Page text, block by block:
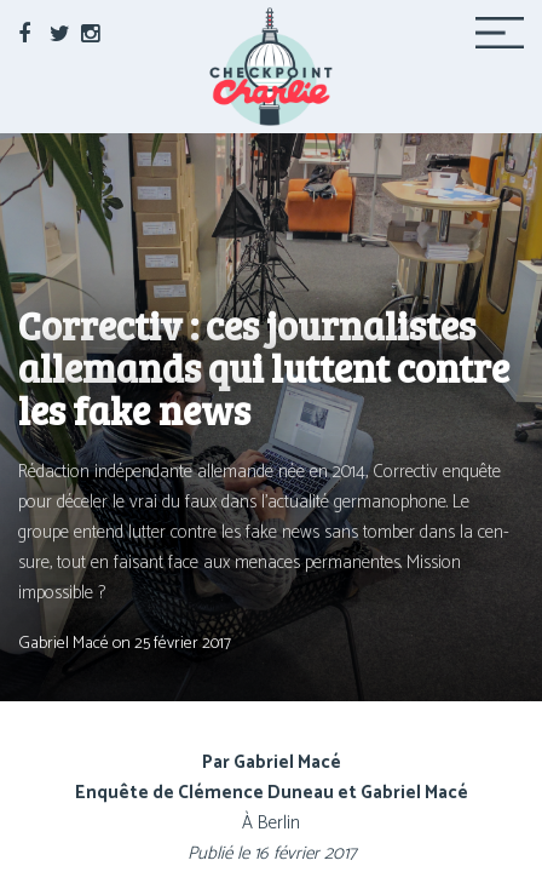
Checkpoint Charlie
Le média de la 71 à Berlin
Facebook
Twitter
Correctiv : ces journalistes
allemands qui luttent contre
les fake news
Rédaction indé­pen­dante alle­mande née en 2014, Correctiv enquête
pour déce­ler le vrai du faux dans l’actualité ger­ma­no­phone. Le
groupe entend lut­ter contre les fake news sans tom­ber dans la cen­
sure, tout en fai­sant face aux menaces per­ma­nentes. Mission
impossible ?
Gabriel Macéon25 février 2017
Par Gabriel Macé
Enquête de Clémence Duneau et Gabriel Macé
À Berlin
Publié le 16 février 2017